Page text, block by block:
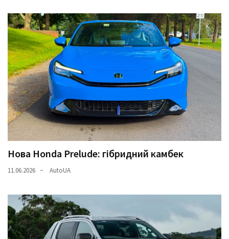
Нова Honda Prelude: гібридний камбек
11.06.2026 AutoUA